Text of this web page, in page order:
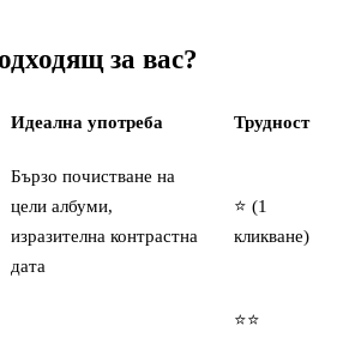
за вас?
Идеална употреба Трудност
Бързо почистване на
цели албуми,
изразителна контрастна
дата
⭐ (1
кликване)
⭐⭐